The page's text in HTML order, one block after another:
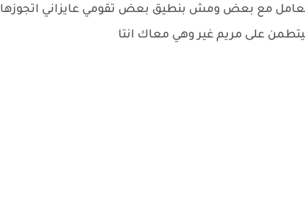
تعامل مع بعض ومش بنطيق بعض تقومي عايزاني اتجوزها
على مريم غير وهي معاك انتا